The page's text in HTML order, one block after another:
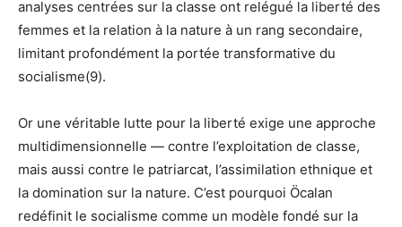
analyses centrées sur la classe ont relégué la liberté des
femmes et la relation à la nature à un rang secondaire,
limitant profondément la portée transformative du
socialisme(9).
Or une véritable lutte pour la liberté exige une approche
multidimensionnelle — contre l’exploitation de classe,
mais aussi contre le patriarcat, l’assimilation ethnique et
la domination sur la nature. C’est pourquoi Öcalan
redéfinit le socialisme comme un modèle fondé sur la